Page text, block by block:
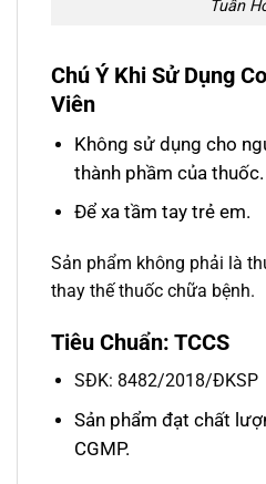
Tuần
Chú Ý Khi Sử Dụng
Viên
Không sử dụng cho
thành phầm của thuốc.
Để xa tầm tay trẻ em.
Sản phẩm không phải là
thay thế thuốc chữa bệnh.
Tiêu Chuẩn: TCCS
SĐK: 8482/2018/ĐKSP
Sản phẩm đạt chất
CGMP.